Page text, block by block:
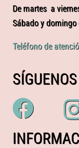
De martes a
Sábado y
Teléfono de
SÍGUENOS